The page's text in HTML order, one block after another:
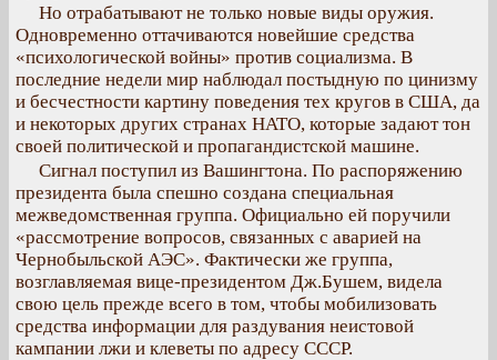
Но отрабатывают не только новые виды оружия.
Одновременно оттачиваются новейшие средства
«психологической войны» против социализма. В
последние недели мир наблюдал постыдную по цинизму
и бесчестности картину поведения тех кругов в США, да
и некоторых других странах НАТО, которые задают тон
своей политической и пропагандистской машине.
Сигнал поступил из Вашингтона. По распоряжению
президента была спешно создана специальная
межведомственная группа. Официально ей поручили
«рассмотрение вопросов, связанных с аварией на
Чернобыльской АЭС». Фактически же группа,
возглавляемая вице-президентом Дж.Бушем, видела
свою цель прежде всего в том, чтобы мобилизовать
средства информации для раздувания неистовой
кампании лжи и клеветы по адресу СССР.